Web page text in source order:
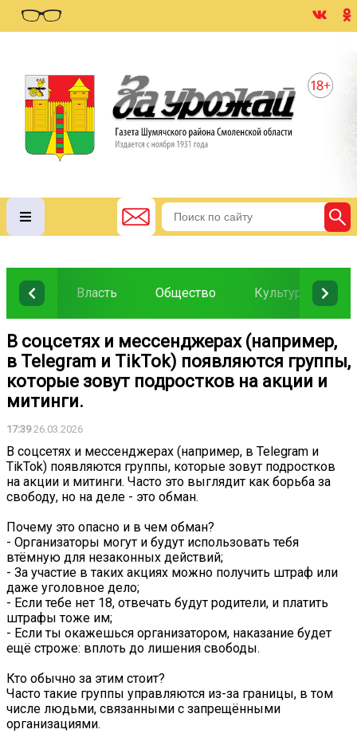
Власть Общество Культура
В соцсетях и мессенджерах (например,
в Telegram и TikTok) появляются группы,
которые зовут подростков на акции и
митинги.
17:3926.03.2026
В соцсетях и мессенджерах (например, в Telegram и
TikTok) появляются группы, которые зовут подростков
на акции и митинги. Часто это выглядит как борьба за
свободу, но на деле - это обман.
Почему это опасно и в чем обман?
- Организаторы могут и будут использовать тебя
втёмную для незаконных действий;
- За участие в таких акциях можно получить штраф или
даже уголовное дело;
- Если тебе нет 18, отвечать будут родители, и платить
штрафы тоже им;
- Если ты окажешься организатором, наказание будет
ещё строже: вплоть до лишения свободы.
Кто обычно за этим стоит?
Часто такие группы управляются из-за границы, в том
числе людьми, связанными с запрещёнными
организациями.